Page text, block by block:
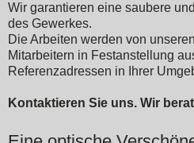
Wir garantieren eine saubere
des Gewerkes.
Die Arbeiten werden von
Mitarbeitern in Festanstellung
Referenzadressen in Ihrer
Kontaktieren Sie uns. Wir